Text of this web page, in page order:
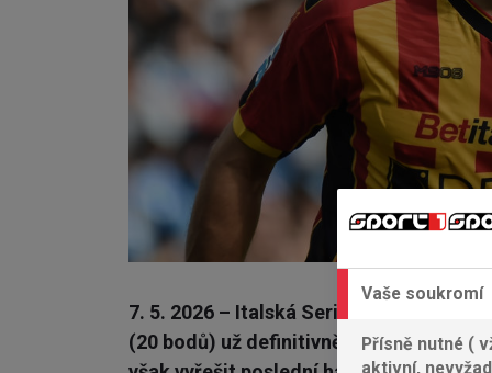
7. 5. 2026 – Italská Serie A zná své
(20 bodů) už definitivně ztratily
Vaše soukromí
Přísně nutné (
aktivní,